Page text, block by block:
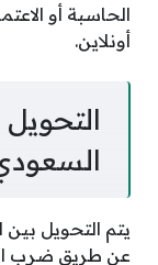
الحاسبة أو
أونلاين.
يتم التحويل بين
عن طريق ضرب